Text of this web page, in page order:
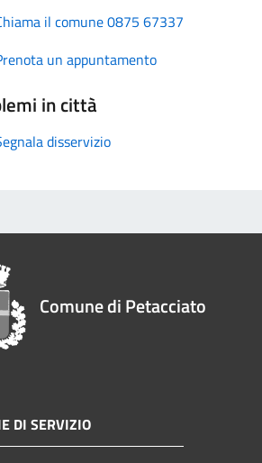
il comune 0875 67337
un appuntamento
in città
disservizio
Comune di Petacciato
DI SERVIZIO